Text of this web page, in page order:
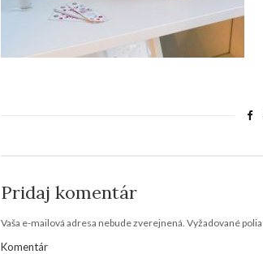
Pridaj komentár
Vaša e-mailová adresa nebude zverejnená. Vyžadované
Komentár